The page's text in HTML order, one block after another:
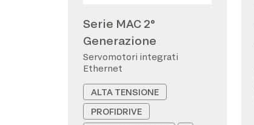
Serie MAC 2°
Generazione
Servomotori integrati
Ethernet
ALTA TENSIONE
PROFIDRIVE